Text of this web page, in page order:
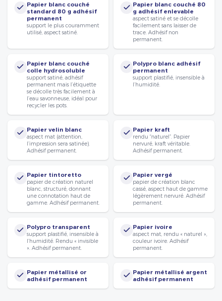
Papier blanc couché
standard 80 g adhésif
permanent
support le plus couramment
utilisé, aspect satiné.
Papier blanc couché 80
g adhésif enlevable
aspect satiné et se décolle
facilement sans laisser de
trace. Adhésif non
permanent.
Papier blanc couché
colle hydrosoluble
support satiné, adhésif
permanent mais l’étiquette
se décolle très facilement à
l’eau savonneuse, idéal pour
recycler les pots.
Polypro blanc adhésif
permanent
support plastifié, insensible à
l’humidité.
Papier velin blanc
aspect mat (attention,
l’impression sera satinée).
Adhésif permanent.
Papier kraft
rendu “naturel”. Papier
nervuré, kraft véritable.
Adhésif permanent.
Papier tintoretto
papier de création naturel
blanc, structuré, donnant
une connotation haut de
gamme. Adhésif permanent.
Papier vergé
papier de création blanc
cassé, aspect haut de gamme
légèrement nervuré. Adhésif
permanent.
Polypro transparent
support plastifié, insensible à
l’humidité. Rendu « invisible
». Adhésif permanent.
Papier ivoire
aspect mat, rendu « naturel »,
couleur ivoire. Adhésif
permanent.
Papier métallisé or
adhésif permanent
Papier métallisé argent
adhésif permanent